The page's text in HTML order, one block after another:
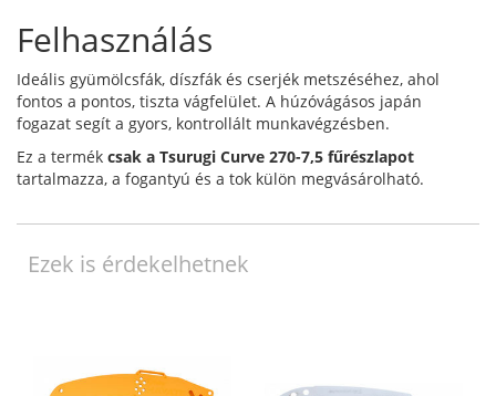
Felhasználás
Ideális gyümölcsfák, díszfák és cserjék metszéséhez, ahol
fontos a pontos, tiszta vágfelület. A húzóvágásos japán
fogazat segít a gyors, kontrollált munkavégzésben.
Ez a termék csak a Tsurugi Curve 270-7,5 fűrészlapot
tartalmazza, a fogantyú és a tok külön megvásárolható.
Ezek is érdekelhetnek